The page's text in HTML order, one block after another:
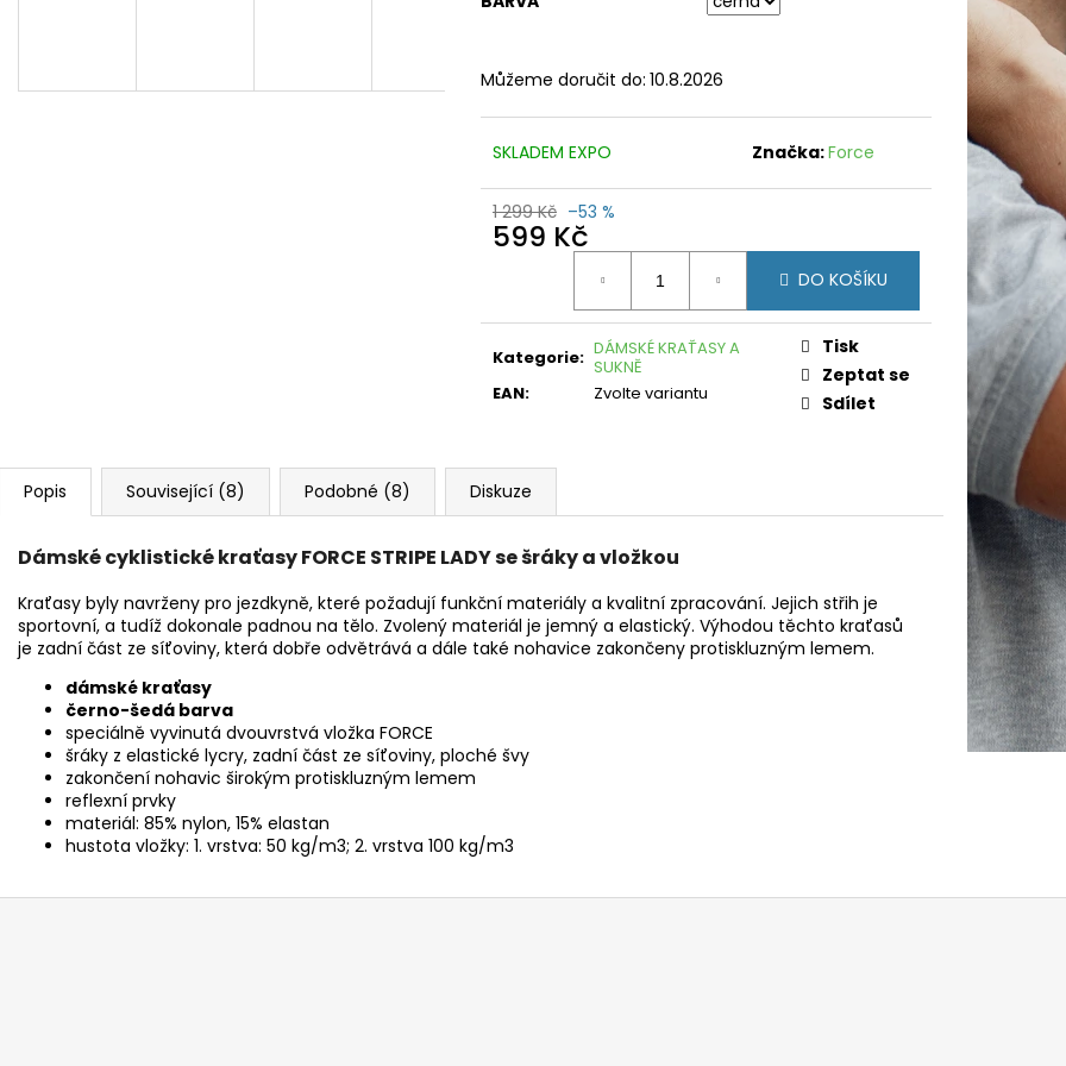
Můžeme doručit do: 10.8.2026
SKLADEM EXPO Značka:Force
1 299 Kč –53 %
599 Kč
DO KOŠÍKU
Kategorie: DÁMSKÉ KRAŤASY A
SUKNĚ
EAN: Zvolte variantu
Tisk
Zeptat se
Sdílet
Popis Související (8) Podobné (8) Diskuze
Dámské cyklistické kraťasy FORCE STRIPE LADY se šráky a vložkou
Kraťasy byly navrženy pro jezdkyně, které požadují funkční materiály a kvalitní zpracování. Jejich střih je
sportovní, a tudíž dokonale padnou na tělo. Zvolený materiál je jemný a elastický. Výhodou těchto kraťasů
je zadní část ze síťoviny, která dobře odvětrává a dále také nohavice zakončeny protiskluzným lemem.
dámské kraťasy
černo-šedá barva
speciálně vyvinutá dvouvrstvá vložka FORCE
šráky z elastické lycry, zadní část ze síťoviny, ploché švy
zakončení nohavic širokým protiskluzným lemem
reflexní prvky
materiál: 85% nylon, 15% elastan
hustota vložky: 1. vrstva: 50 kg/m3; 2. vrstva 100 kg/m3